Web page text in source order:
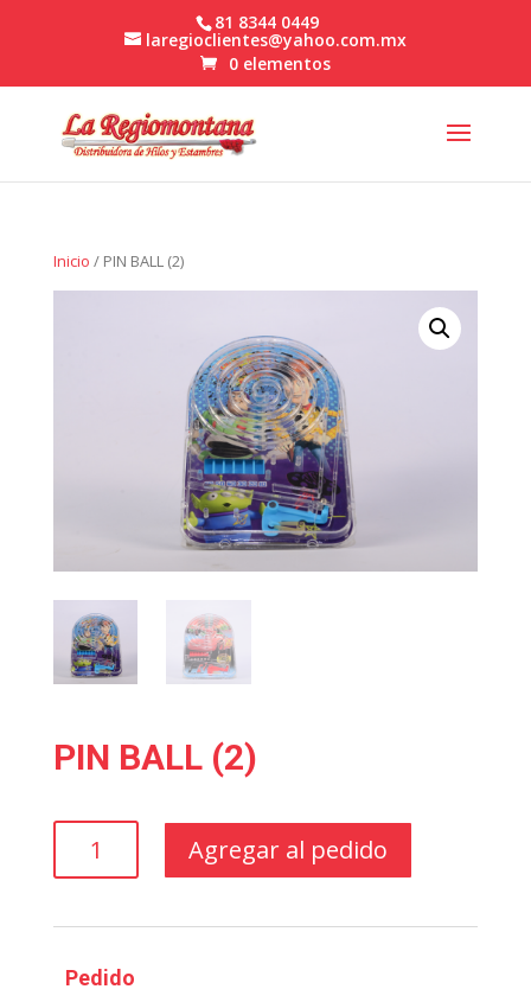
81 8344 0449
laregioclientes@yahoo.com.mx
0 elementos
Inicio / PIN BALL (2)
PIN BALL (2)
Agregar al pedido
Pedido